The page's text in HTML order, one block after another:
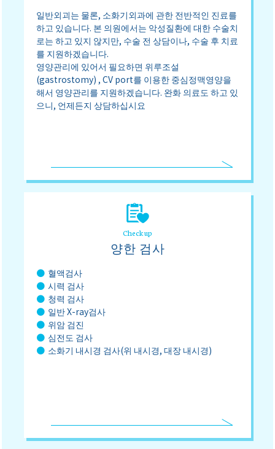
일반외괴는 물론, 소화기외과에 관한 전반적인 진료를
하고 있습니다. 본 의원에서는 악성질환에 대한 수술치
로는 하고 있지 않지만, 수술 전 상담이나, 수술 후 치료
를 지원하겠습니다.
영양관리에 있어서 필요하면 위루조설
(gastrostomy) , CV port를 이용한 중심정맥영양을
해서 영양관리를 지원하겠습니다. 완화 의료도 하고 있
으니, 언제든지 상담하십시요
Check up
양한 검사
혈액검사
시력 검사
청력 검사
일반 X-ray검사
위암 검진
심전도 검사
소화기 내시경 검사(위 내시경, 대장 내시경)